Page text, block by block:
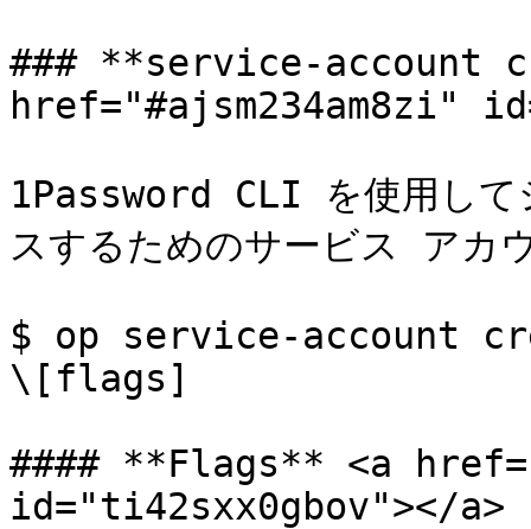
### **service-account
href="#ajsm234am8zi"
1Password CLI を使用して
スするためのサービス アカ
$ op service-account
\[flags]
#### **Flags** <a
id="ti42sxx0gbov"></a>